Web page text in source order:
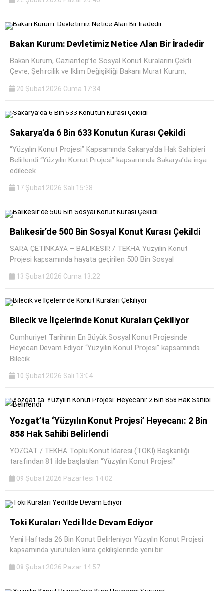
Bakan Kurum: Devletimiz Netice Alan Bir İradedir
Bakan Kurum, Gaziantep’te Sosyal Konut Kuralarını Çekti
Çevre, Şehircilik ve İklim Değişikliği Bakanı Murat Kurum,
20 Şubat 2026 Cuma 17:34
Sakarya’da 6 Bin 633 Konutun Kurası Çekildi
“Yüzyılın Konut Projesi” Kapsamında Sakarya’da Hak Sahipleri
Belirlendi “Yüzyılın Konut Projesi” kapsamında Sakarya’da inşa
edilecek
17 Şubat 2026 Salı 15:38
Balıkesir’de 500 Bin Sosyal Konut Kurası Çekildi
SARA ÇETİNKAYA – BALIKESİR / TEKHA Yüzyılın Konut
Projesi kapsamında hayata geçirilen 500 Bin Sosyal
13 Şubat 2026 Cuma 13:22
Bilecik ve İlçelerinde Konut Kuraları Çekiliyor
Cumhuriyet Tarihinin En Büyük Sosyal Konut Projesinde
Heyecan Devam Ediyor “Yüzyılın Konut Projesi” kapsamında
Bilecik
10 Şubat 2026 Salı 13:04
Yozgat’ta ‘Yüzyılın Konut Projesi’ Heyecanı: 2 Bin
858 Hak Sahibi Belirlendi
YOZGAT / TEKHA Toplu Konut İdaresi (TOKİ) Başkanlığı
tarafından 81 ilde başlatılan “Yüzyılın Konut Projesi”
09 Şubat 2026 Pazartesi 14:02
Toki Kuraları Yedi İlde Devam Ediyor
Yeni Haftada 26 Bin Konut Belirleniyor Yüzyılın Konut Projesi
kapsamında yürütülen kura çekilişlerinde yeni bir
08 Şubat 2026 Pazar 14:57